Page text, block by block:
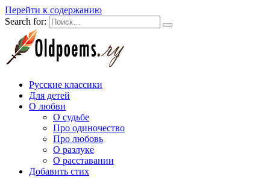
Перейти к содержанию
Search for:
Русские классики
Для детей
О любви
О судьбе
Про одиночество
Про любовь
О разлуке
О расставании
Добавить стих